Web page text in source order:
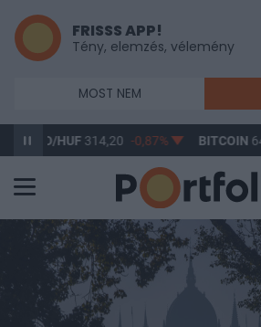
FRISSS APP!
Tény, elemzés, vélemény
MOST NEM
HUF 314,20 -0,87% BITCOIN64 793,50